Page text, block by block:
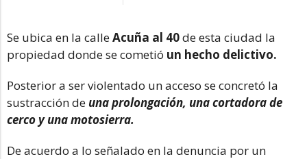
Se ubica en la calleAcuña al 40de esta ciudad la
propiedad donde se cometió un hecho delictivo.
Posterior a ser violentado un acceso se concretó la
sustracción de una prolongación, una cortadora de
cerco y una motosierra.
De acuerdo a lo señalado en la denuncia por un